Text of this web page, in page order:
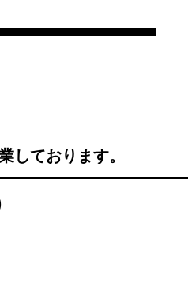
しております。